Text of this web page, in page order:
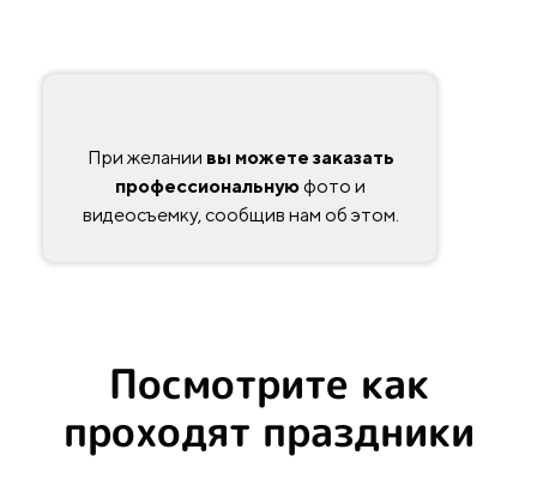
При желании вы можете заказать
профессиональнуюфото и
видеосъемку, сообщив нам об этом.
Посмотрите как
проходят праздники